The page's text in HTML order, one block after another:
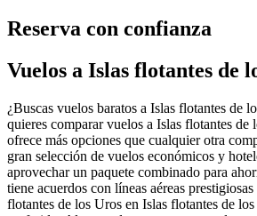
Reserva con confianza
Vuelos a Islas flotantes de
¿Buscas vuelos baratos a Islas flotantes de
quieres comparar vuelos a Islas flotantes de
ofrece más opciones que cualquier otra
gran selección de vuelos económicos y
aprovechar un paquete combinado para
tiene acuerdos con líneas aéreas
flotantes de los Uros en Islas flotantes de